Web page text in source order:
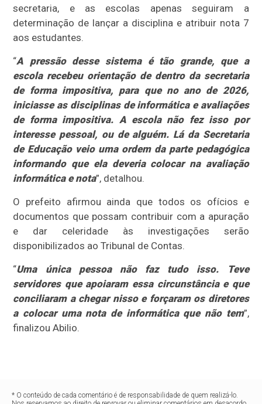
secretaria, e as escolas apenas seguiram a
determinação de lançar a disciplina e atribuir nota 7
aos estudantes.
“A pressão desse sistema é tão grande, que a
escola recebeu orientação de dentro da secretaria
de forma impositiva, para que no ano de 2026,
iniciasse as disciplinas de informática e avaliações
de forma impositiva. A escola não fez isso por
interesse pessoal, ou de alguém. Lá da Secretaria
de Educação veio uma ordem da parte pedagógica
informando que ela deveria colocar na avaliação
informática e nota”, detalhou.
O prefeito afirmou ainda que todos os ofícios e
documentos que possam contribuir com a apuração
e dar celeridade às investigações serão
disponibilizados ao Tribunal de Contas.
“Uma única pessoa não faz tudo isso. Teve
servidores que apoiaram essa circunstância e que
conciliaram a chegar nisso e forçaram os diretores
a colocar uma nota de informática que não tem”,
finalizou Abilio.
* O conteúdo de cada comentário é de responsabilidade de quem realizá-lo.